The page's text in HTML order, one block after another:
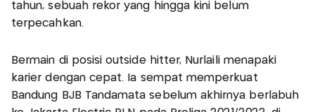
tahun, sebuah rekor yang hingga kini belum
terpecahkan.
Bermain di posisi outside hitter, Nurlaili menapaki
karier dengan cepat. Ia sempat memperkuat
Bandung BJB Tandamata sebelum akhirnya berlabuh